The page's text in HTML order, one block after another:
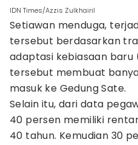
IDN Times/Azzis Zulkhairil
Setiawan menduga,
tersebut berdasarkan
adaptasi kebiasaan baru
tersebut membuat
masuk ke Gedung Sate.
Selain itu, dari data
40 persen memiliki
40 tahun. Kemudian 30